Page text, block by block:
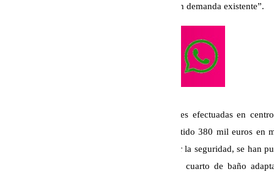
importante por equiparar esa oferta con la gran demanda existente”.
La delegada ha hecho gala de las actuaciones efectuadas en
tenido lugar la cita y en el cual se han invertido 380 mil euros en
muro perimetral en mal estado para garantizar la seguridad, se han
ascensor para la accesibilidad, así como un cuarto de baño